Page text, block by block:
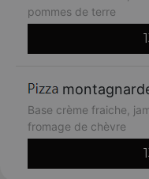
pommes de terre
Base crème fraiche,
fromage de chèvre